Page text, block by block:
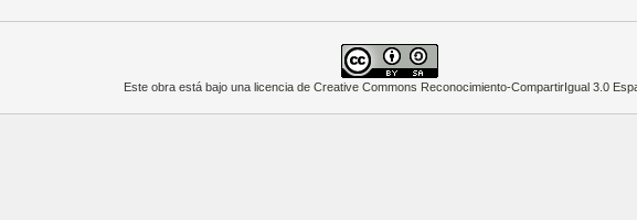
Este obra está bajo una licencia de Creative Commons Reconocimiento-CompartirIgual 3.0